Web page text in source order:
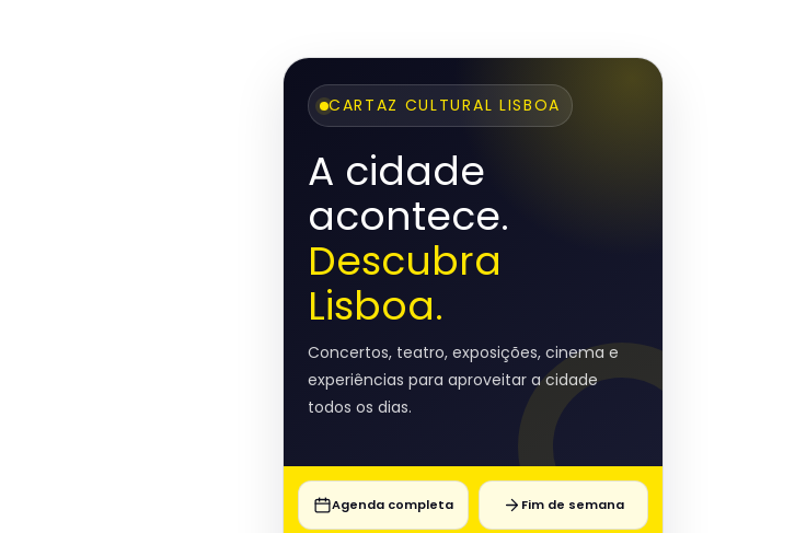
CARTAZ CULTURAL LISBOA
A cidade
acontece.
Descubra
Lisboa.
Concertos, teatro, exposições, cinema e
experiências para aproveitar a cidade
todos os dias.
Agenda completa Fim de semana